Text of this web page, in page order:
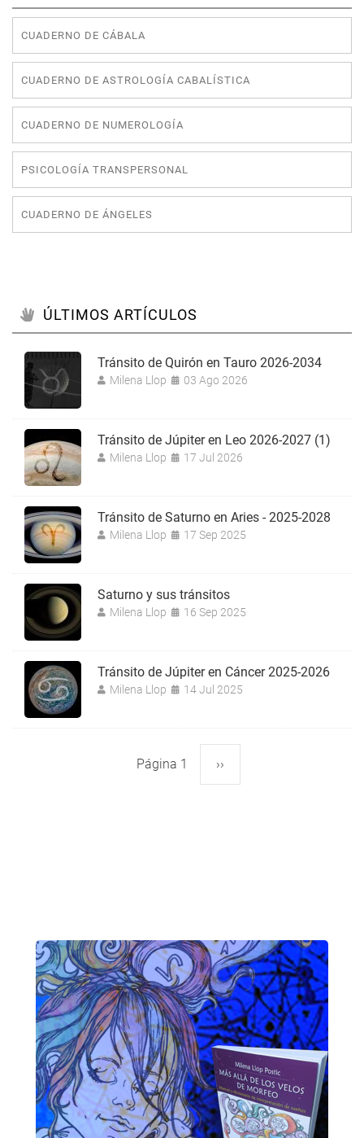
CUADERNO DE CÁBALA
CUADERNO DE ASTROLOGÍA CABALÍSTICA
CUADERNO DE NUMEROLOGÍA
PSICOLOGÍA TRANSPERSONAL
CUADERNO DE ÁNGELES
ÚLTIMOS ARTÍCULOS
Tránsito de Quirón en Tauro 2026-2034
Milena Llop 03 Ago 2026
Tránsito de Júpiter en Leo 2026-2027 (1)
Milena Llop 17 Jul 2026
Tránsito de Saturno en Aries - 2025-2028
Milena Llop 17 Sep 2025
Saturno y sus tránsitos
Milena Llop 16 Sep 2025
Tránsito de Júpiter en Cáncer 2025-2026
Milena Llop 14 Jul 2025
Página 1 Siguiente
››